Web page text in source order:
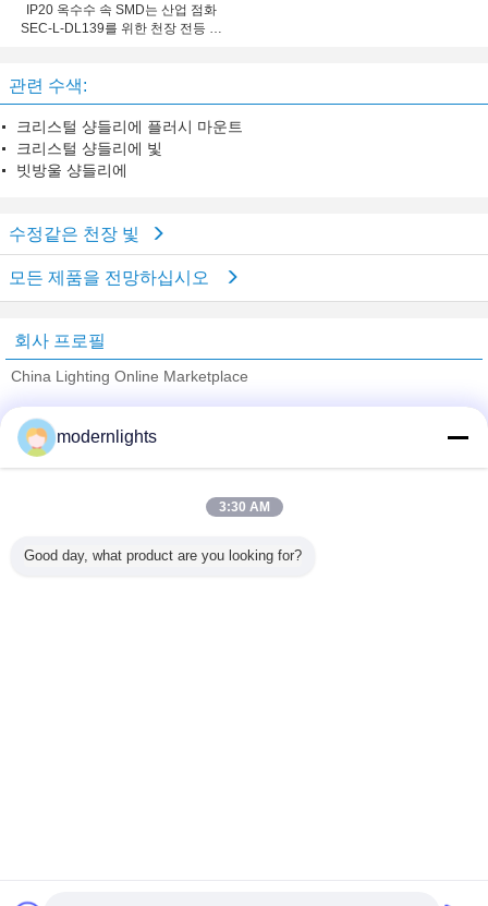
IP20 옥수수 속 SMD는 산업 점화
SEC-L-DL139를 위한 천장 전등 설
관련 수색:
크리스털 샹들리에 플러시 마운트
크리스털 샹들리에 빛
빗방울 샹들리에
수정같은 천장 빛
모든 제품을 전망하십시오
회사 프로필
China Lighting Online Marketplace
Trust Seal
Verified Suplier
모든 제품
modernlights
3:30 AM
Good day, what product are you looking for?